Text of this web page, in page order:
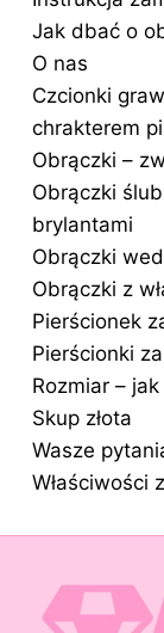
Jak dbać o
O nas
Czcionki
chrakterem
Obrączki –
Obrączki
brylantami
Obrączki
Obrączki z
Pierścionek
Pierścionki
Rozmiar –
Skup złota
Wasze
Właściwości